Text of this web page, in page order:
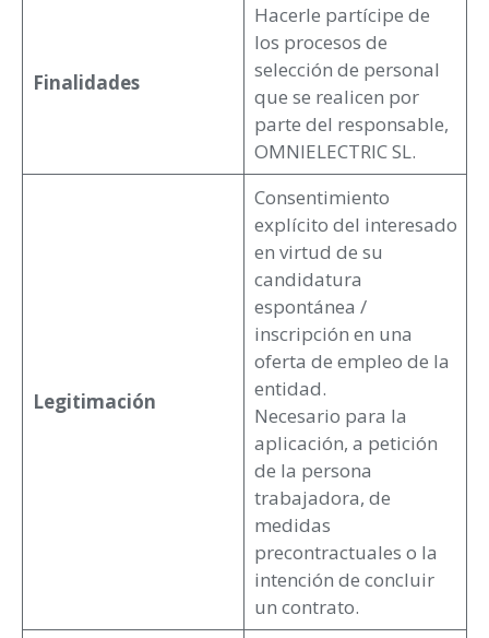
Finalidades
Hacerle partícipe de
los procesos de
selección de personal
que se realicen por
parte del responsable,
OMNIELECTRIC SL.
Legitimación
Consentimiento
explícito del interesado
en virtud de su
candidatura
espontánea /
inscripción en una
oferta de empleo de la
entidad.
Necesario para la
aplicación, a petición
de la persona
trabajadora, de
medidas
precontractuales o la
intención de concluir
un contrato.